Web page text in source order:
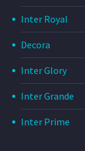
Inter Royal
Decora
Inter Glory
Inter Grande
Inter Prime